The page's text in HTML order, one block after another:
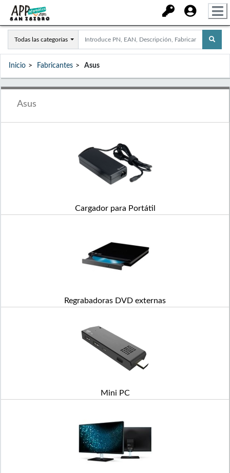
Todas las categorías
Inicio Fabricantes Asus
Asus
Cargador para Portátil
Regrabadoras DVD externas
Mini PC